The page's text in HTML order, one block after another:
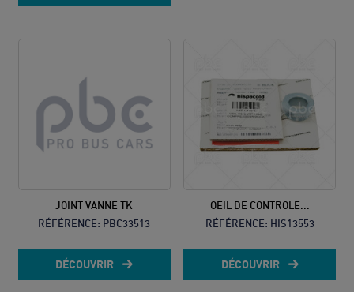
JOINT VANNE TK
RÉFÉRENCE: PBC33513
DÉCOUVRIR
OEIL DE CONTROLE...
RÉFÉRENCE: HIS13553
DÉCOUVRIR